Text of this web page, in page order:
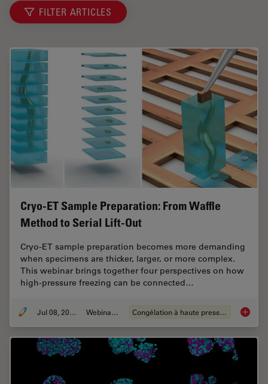
FILTER ARTICLES
Cryo-ET Sample Preparation: From Waffle
Method to Serial Lift-Out
Cryo-ET sample preparation becomes more demanding
when specimens are thicker, larger, or more complex.
This webinar brings together four perspectives on how
high-pressure freezing can be connected…
Jul 08, 2026 Webinaire Congélation à haute pression Cryo-